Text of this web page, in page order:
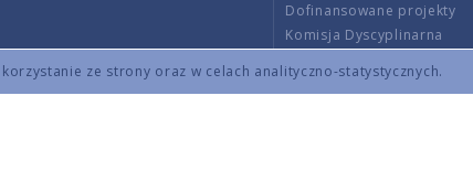
ze strony oraz w celach analityczno-statystycznych.
Dofinansowane projekty
Komisja Dyscyplinarna
Wnoszenie opłat